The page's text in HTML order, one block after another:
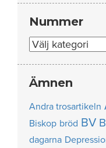
Nummer
Nummer
Ämnen
Andra trosartikeln
Biskop bröd BV
dagarna